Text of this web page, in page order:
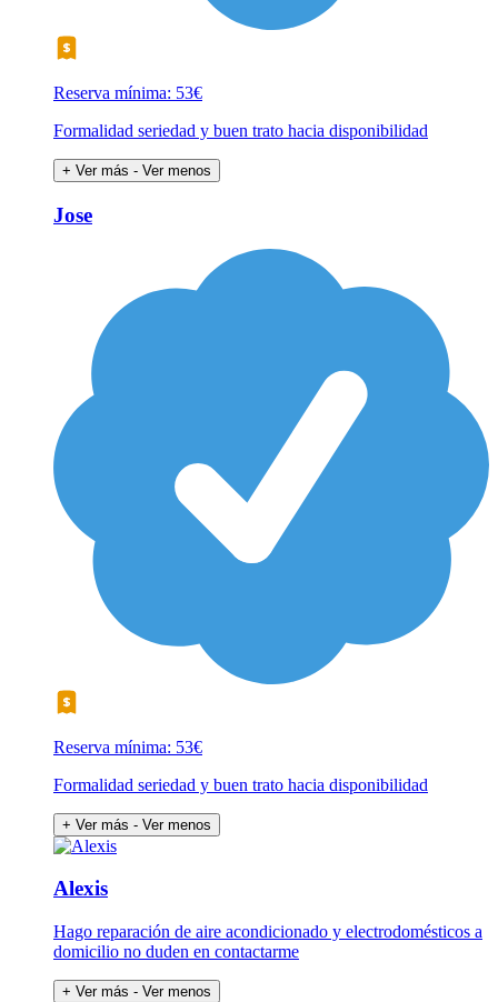
Reserva mínima: 53€
Formalidad seriedad y buen trato hacia disponibilidad
+ Ver más - Ver menos
Jose
Reserva mínima: 53€
Formalidad seriedad y buen trato hacia disponibilidad
+ Ver más - Ver menos
Alexis
Hago reparación de aire acondicionado y electrodomésticos a
domicilio no duden en contactarme
+ Ver más - Ver menos